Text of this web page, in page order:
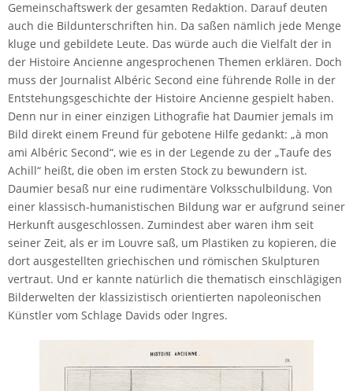
Gemeinschaftswerk der gesamten Redaktion. Darauf deuten
auch die Bildunterschriften hin. Da saßen nämlich jede Menge
kluge und gebildete Leute. Das würde auch die Vielfalt der in
der Histoire Ancienne angesprochenen Themen erklären. Doch
muss der Journalist Albéric Second eine führende Rolle in der
Entstehungsgeschichte der Histoire Ancienne gespielt haben.
Denn nur in einer einzigen Lithografie hat Daumier jemals im
Bild direkt einem Freund für gebotene Hilfe gedankt: „à mon
ami Albéric Second“, wie es in der Legende zu der „Taufe des
Achill“ heißt, die oben im ersten Stock zu bewundern ist.
Daumier besaß nur eine rudimentäre Volksschulbildung. Von
einer klassisch-humanistischen Bildung war er aufgrund seiner
Herkunft ausgeschlossen. Zumindest aber waren ihm seit
seiner Zeit, als er im Louvre saß, um Plastiken zu kopieren, die
dort ausgestellten griechischen und römischen Skulpturen
vertraut. Und er kannte natürlich die thematisch einschlägigen
Bilderwelten der klassizistisch orientierten napoleonischen
Künstler vom Schlage Davids oder Ingres.